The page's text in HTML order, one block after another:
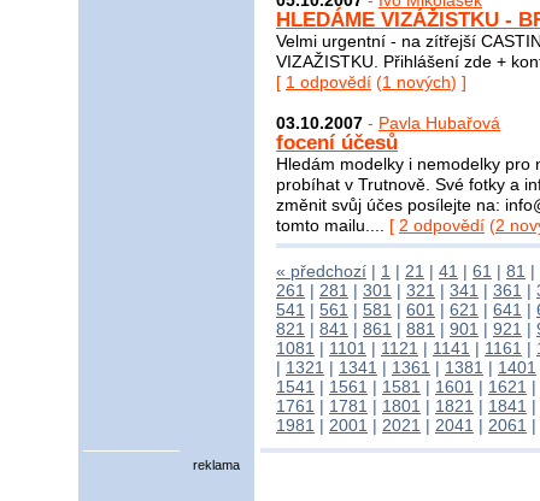
HLEDÁME VIZÁŽISTKU -
Velmi urgentní - na zítřejší
VIZAŽISTKU. Přihlášení zde +
[ 1 odpovědí (1 nových) ]
03.10.2007 - Pavla Hubařová
focení účesů
Hledám modelky i nemodelky
probíhat v Trutnově. Své fotky a
změnit svůj účes posílejte na:
tomto mailu.... [ 2 odpovědí (2
« předchozí | 1 | 21 | 41 | 61 | 81 |
261 | 281 | 301 | 321 | 341 | 361 |
541 | 561 | 581 | 601 | 621 | 641 |
821 | 841 | 861 | 881 | 901 | 921 |
1081 | 1101 | 1121 | 1141 | 1161 |
| 1321 | 1341 | 1361 | 1381 | 1401
1541 | 1561 | 1581 | 1601 | 1621 |
1761 | 1781 | 1801 | 1821 | 1841 |
1981 | 2001 | 2021 | 2041 | 2061 |
reklama